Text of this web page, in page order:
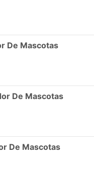
De Mascotas
De Mascotas
De Mascotas